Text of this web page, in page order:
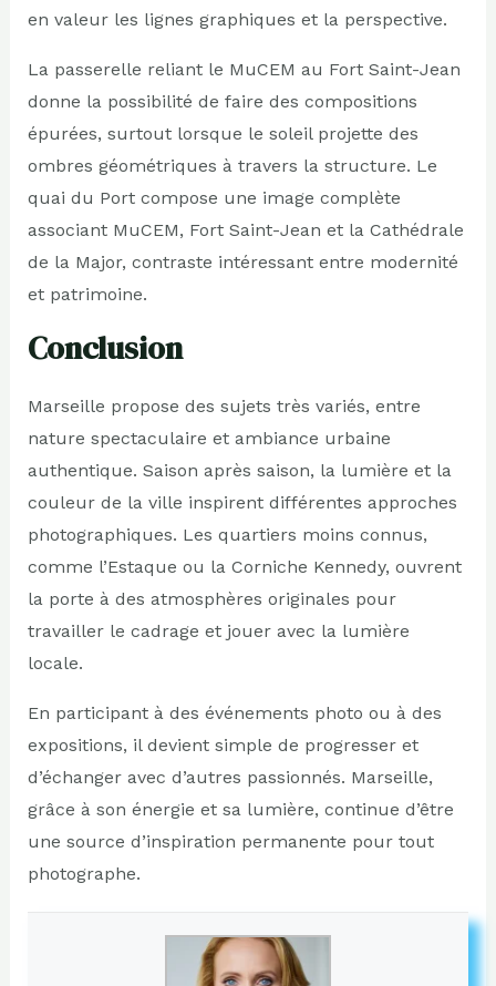
en valeur les lignes graphiques et la perspective.
La passerelle reliant le MuCEM au Fort Saint-Jean
donne la possibilité de faire des compositions
épurées, surtout lorsque le soleil projette des
ombres géométriques à travers la structure. Le
quai du Port compose une image complète
associant MuCEM, Fort Saint-Jean et la Cathédrale
de la Major, contraste intéressant entre modernité
et patrimoine.
Conclusion
Marseille propose des sujets très variés, entre
nature spectaculaire et ambiance urbaine
authentique. Saison après saison, la lumière et la
couleur de la ville inspirent différentes approches
photographiques. Les quartiers moins connus,
comme l’Estaque ou la Corniche Kennedy, ouvrent
la porte à des atmosphères originales pour
travailler le cadrage et jouer avec la lumière
locale.
En participant à des événements photo ou à des
expositions, il devient simple de progresser et
d’échanger avec d’autres passionnés. Marseille,
grâce à son énergie et sa lumière, continue d’être
une source d’inspiration permanente pour tout
photographe.